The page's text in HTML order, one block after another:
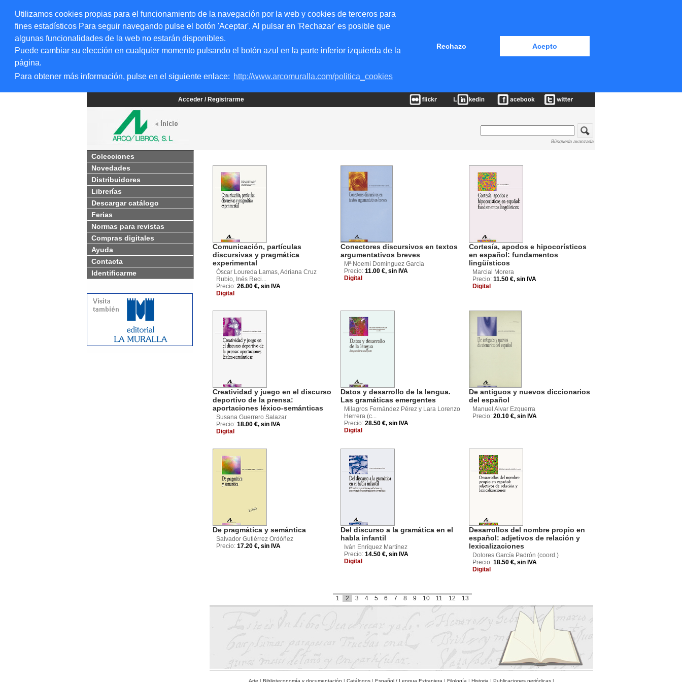
Utilizamos cookies propias para el funcionamiento de la navegación por la web y cookies de terceros para
fines estadísticos Para seguir navegando pulse el botón 'Aceptar'. Al pulsar en 'Rechazar' es posible que
algunas funcionalidades de la web no estarán disponibles.
Puede cambiar su elección en cualquier momento pulsando el botón azul en la parte inferior izquierda de la
página.
Para obtener más información, pulse en el siguiente enlace: http://www.arcomuralla.com/politica_cookies
Rechazo Acepto
Acceder / Registrarme
Búsqueda avanzada
Colecciones
Novedades
Distribuidores
Librerías
Descargar catálogo
Ferias
Normas para revistas
Compras digitales
Ayuda
Contacta
Identificarme
Comunicación, partículas
discursivas y pragmática
experimental
Óscar Loureda Lamas, Adriana Cruz
Rubio, Inés Reci...
Precio: 26.00 €, sin IVA
Digital
Conectores discursivos en textos
argumentativos breves
Mª Noemí Domínguez García
Precio: 11.00 €, sin IVA
Digital
Cortesía, apodos e hipocorísticos
en español: fundamentos
lingüísticos
Marcial Morera
Precio: 11.50 €, sin IVA
Digital
Creatividad y juego en el discurso
deportivo de la prensa:
aportaciones léxico-semánticas
Susana Guerrero Salazar
Precio: 18.00 €, sin IVA
Digital
Datos y desarrollo de la lengua.
Las gramáticas emergentes
Milagros Fernández Pérez y Lara Lorenzo
Herrera (c...
Precio: 28.50 €, sin IVA
Digital
De antiguos y nuevos diccionarios
del español
Manuel Alvar Ezquerra
Precio: 20.10 €, sin IVA
De pragmática y semántica
Salvador Gutiérrez Ordóñez
Precio: 17.20 €, sin IVA
Del discurso a la gramática en el
habla infantil
Iván Enríquez Martínez
Precio: 14.50 €, sin IVA
Digital
Desarrollos del nombre propio en
español: adjetivos de relación y
lexicalizaciones
Dolores García Padrón (coord.)
Precio: 18.50 €, sin IVA
Digital
1 2 3 4 5 6 7 8 9 10 11 12 13
Arte | Biblioteconomía y documentación | Catálogos | Español / Lengua Extranjera | Filología | Historia | Publicaciones periódicas |